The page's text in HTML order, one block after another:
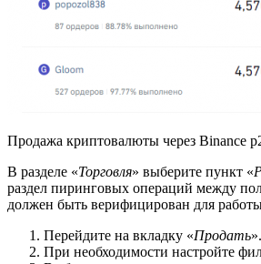
Продажа криптовалюты через Binance
В разделе «Торговля» выберите пункт «
раздел пиринговых операций между
должен быть верифицирован для
Перейдите на вкладку «Продать».
При необходимости настройте